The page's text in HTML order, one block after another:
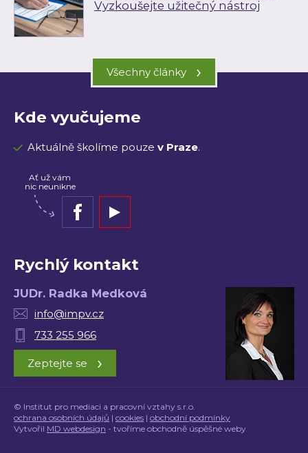
Vyzkoušejte užitečný nástroj
Všechny články ›
Kde vyučujeme
Aktuálně školíme pouze v Praze.
Ať už vám
nic neunikne
Rychlý kontakt
JUDr. Radka Medková
info@impv.cz
733 255 966
Zeptejte se ›
© Institut pro mediaci a pracovní vztahy s.r.o.
ochrana osobních údajů | cookies | obchodní podmínky
Vytvořil MD webdesign - tvoříme obchodně úspěšné weby